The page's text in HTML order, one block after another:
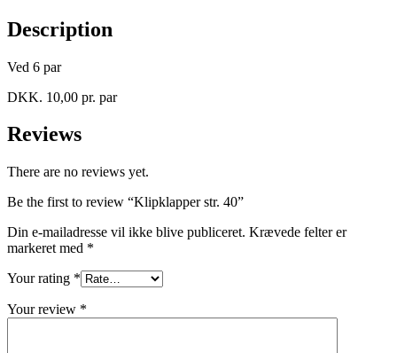
Description
Ved 6 par
DKK. 10,00 pr. par
Reviews
There are no reviews yet.
Be the first to review “Klipklapper str. 40”
Din e-mailadresse vil ikke blive publiceret. Krævede felter er
markeret med *
Your rating *
Your review *